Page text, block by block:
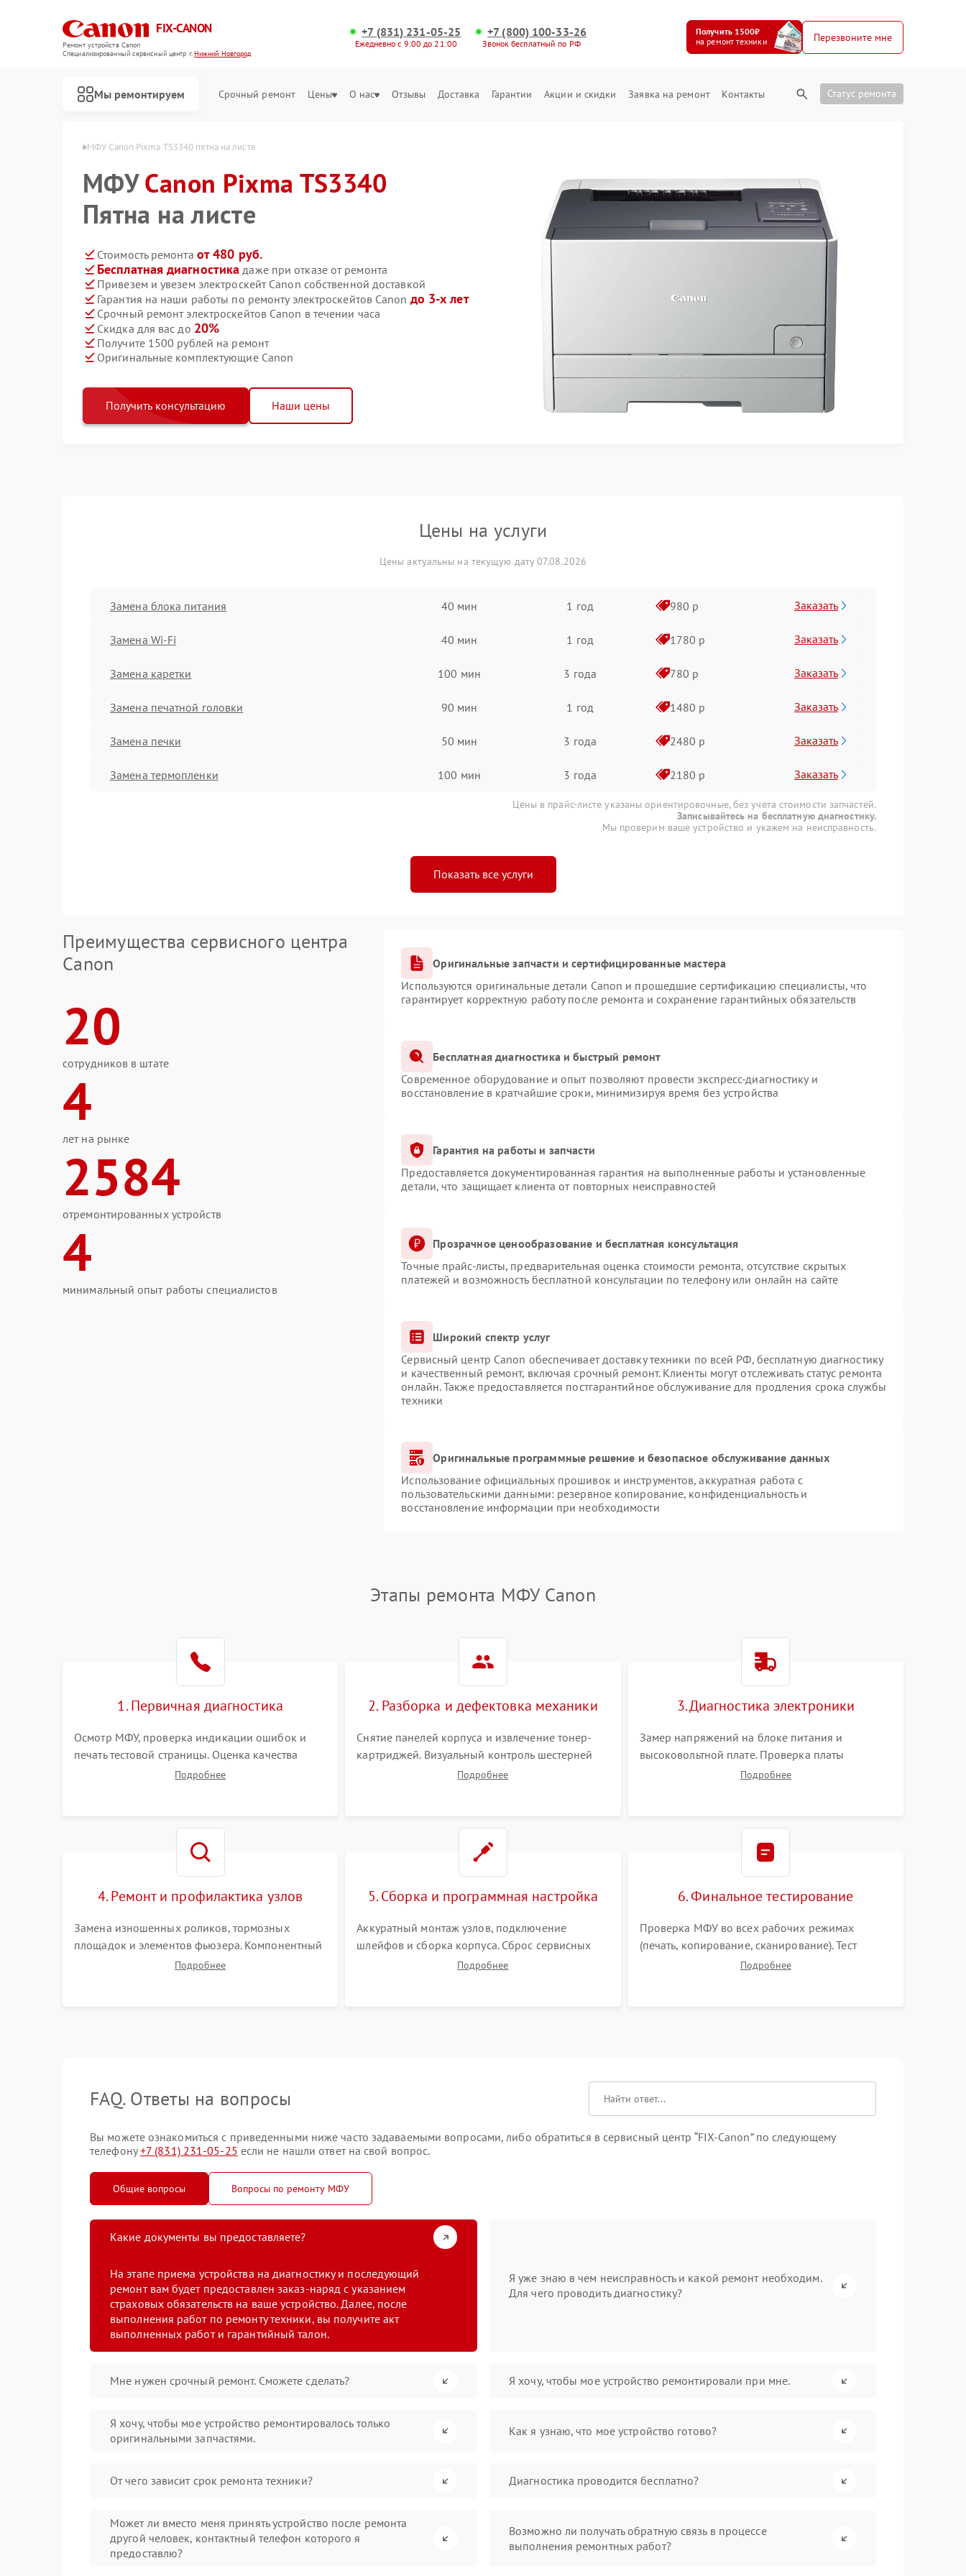
FIX-CANON
Ремонт устройств Canon
Специализированный cервисный центр г.Нижний Новгород
+7 (831) 231-05-25
Ежедневно с 9:00 до 21:00
+7 (800) 100-33-26
Звонок бесплатный по РФ
Получить 1500₽
на ремонт техники
Перезвоните мне
Мы ремонтируем Срочный ремонт Цены О нас Отзывы Доставка Гарантии Акции и скидки Заявка на ремонт Контакты Статус ремонта
Нижнем Новгороде МФУ Canon Pixma TS3340 пятна на листе
МФУCanon Pixma TS3340
Пятна на листе
Стоимость ремонта от 480 руб.
Бесплатная диагностика даже при отказе от ремонта
Привезем и увезем электроскейт Canon собственной доставкой
Гарантия на наши работы по ремонту электроскейтов Canon до 3-х лет
Срочный ремонт электроскейтов Canon в течении часа
Скидка для вас до 20%
Получите 1500 рублей на ремонт
Оригинальные комплектующие Canon
Получить консультацию Наши цены
Цены на услуги
Цены актуальны на текущую дату 07.08.2026
Замена блока питания 40 мин 1 год 980 р Заказать
Замена Wi-Fi 40 мин 1 год 1780 р Заказать
Замена каретки 100 мин 3 года 780 р Заказать
Замена печатной головки 90 мин 1 год 1480 р Заказать
Замена печки 50 мин 3 года 2480 р Заказать
Замена термопленки 100 мин 3 года 2180 р Заказать
Цены в прайс-листе указаны ориентировочные, без учета стоимости запчастей.
Записывайтесь на бесплатную диагностику.
Мы проверим ваше устройство и укажем на неисправность.
Показать все услуги
Преимущества сервисного центра
Canon
20
сотрудников в штате
4
лет на рынке
2584
отремонтированных устройств
4
минимальный опыт работы специалистов
Оригинальные запчасти и сертифицированные мастера
Используются оригинальные детали Canon и прошедшие сертификацию специалисты, что
гарантирует корректную работу после ремонта и сохранение гарантийных обязательств
Бесплатная диагностика и быстрый ремонт
Современное оборудование и опыт позволяют провести экспресс-диагностику и
восстановление в кратчайшие сроки, минимизируя время без устройства
Гарантия на работы и запчасти
Предоставляется документированная гарантия на выполненные работы и установленные
детали, что защищает клиента от повторных неисправностей
Прозрачное ценообразование и бесплатная консультация
Точные прайс-листы, предварительная оценка стоимости ремонта, отсутствие скрытых
платежей и возможность бесплатной консультации по телефону или онлайн на сайте
Широкий спектр услуг
Сервисный центр Canon обеспечивает доставку техники по всей РФ, бесплатную диагностику
и качественный ремонт, включая срочный ремонт. Клиенты могут отслеживать статус ремонта
онлайн. Также предоставляется постгарантийное обслуживание для продления срока службы
техники
Оригинальные программные решение и безопасное обслуживание данных
Использование официальных прошивок и инструментов, аккуратная работа с
пользовательскими данными: резервное копирование, конфиденциальность и
восстановление информации при необходимости
Этапы ремонта МФУ Canon
1. Первичная диагностика
Осмотр МФУ, проверка индикации ошибок и
печать тестовой страницы. Оценка качества
захвата бумаги и работы сканирующей линейки.
Подробнее
2. Разборка и дефектовка механики
Снятие панелей корпуса и извлечение тонер-
картриджей. Визуальный контроль шестерней
редуктора, роликов захвата, термопленки и
Подробнее
3. Диагностика электроники
Замер напряжений на блоке питания и
высоковольтной плате. Проверка платы
форматирования, целостности плоских шлейфов
Подробнее
4. Ремонт и профилактика узлов
Замена изношенных роликов, тормозных
площадок и элементов фьюзера. Компонентный
ремонт плат. Обязательная очистка блока лазера
Подробнее
5. Сборка и программная настройка
Аккуратный монтаж узлов, подключение
шлейфов и сборка корпуса. Сброс сервисных
счетчиков (абсорбера, узла закрепления),
Подробнее
6. Финальное тестирование
Проверка МФУ во всех рабочих режимах
(печать, копирование, сканирование). Тест
автоподатчика документов (ADF) и дуплекса.
Подробнее
FAQ. Ответы на вопросы
Вы можете ознакомиться с приведенными ниже часто задаваемыми вопросами, либо обратиться в сервисный центр “FIX-Canon” по следующему
телефону+7 (831) 231-05-25 если не нашли ответ на свой вопрос.
Общие вопросы Вопросы по ремонту МФУ
Какие документы вы предоставляете?
На этапе приема устройства на диагностику и последующий
ремонт вам будет предоставлен заказ-наряд с указанием
страховых обязательств на ваше устройство. Далее, после
выполнения работ по ремонту техники, вы получите акт
выполненных работ и гарантийный талон.
Я уже знаю в чем неисправность и какой ремонт необходим.
Для чего проводить диагностику?
Мне нужен срочный ремонт. Сможете сделать? Я хочу, чтобы мое устройство ремонтировали при мне.
Я хочу, чтобы мое устройство ремонтировалось только
оригинальными запчастями.
Как я узнаю, что мое устройство готово?
От чего зависит срок ремонта техники? Диагностика проводится бесплатно?
Может ли вместо меня принять устройство после ремонта
другой человек, контактный телефон которого я
предоставлю?
Возможно ли получать обратную связь в процессе
выполнения ремонтных работ?